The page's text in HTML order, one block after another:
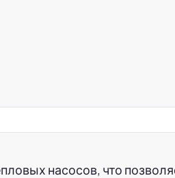
насосов, что